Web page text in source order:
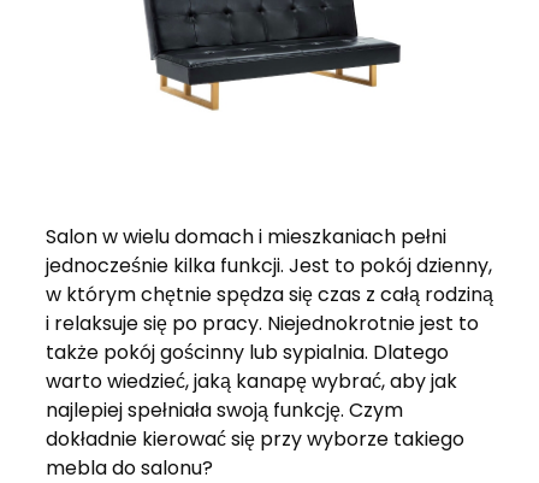
Salon w wielu domach i mieszkaniach pełni
jednocześnie kilka funkcji. Jest to pokój dzienny,
w którym chętnie spędza się czas z całą rodziną
i relaksuje się po pracy. Niejednokrotnie jest to
także pokój gościnny lub sypialnia. Dlatego
warto wiedzieć, jaką kanapę wybrać, aby jak
najlepiej spełniała swoją funkcję. Czym
dokładnie kierować się przy wyborze takiego
mebla do salonu?